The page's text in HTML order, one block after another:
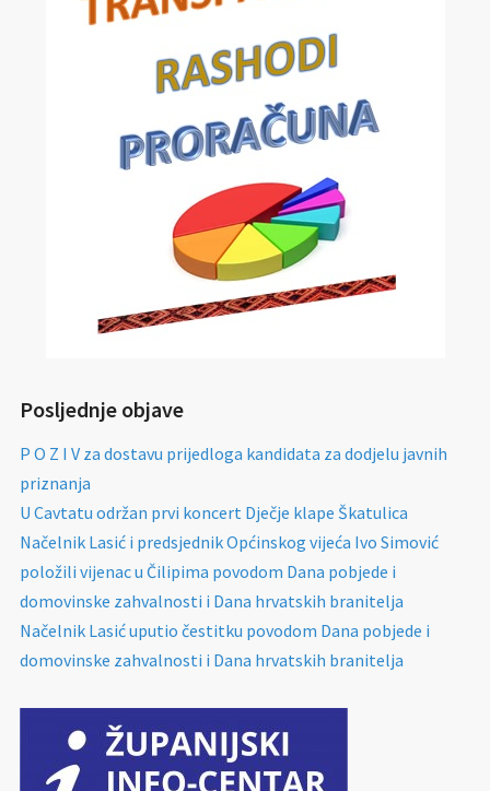
Posljednje objave
P O Z I V za dostavu prijedloga kandidata za dodjelu javnih
priznanja
U Cavtatu održan prvi koncert Dječje klape Škatulica
Načelnik Lasić i predsjednik Općinskog vijeća Ivo Simović
položili vijenac u Čilipima povodom Dana pobjede i
domovinske zahvalnosti i Dana hrvatskih branitelja
Načelnik Lasić uputio čestitku povodom Dana pobjede i
domovinske zahvalnosti i Dana hrvatskih branitelja